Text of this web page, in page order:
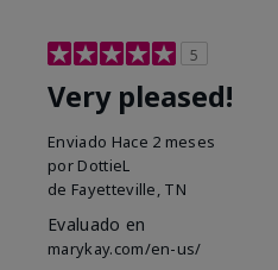
5
Very pleased!
Enviado Hace 2 meses
por DottieL
de Fayetteville, TN
Evaluado en
marykay.com/en-us/